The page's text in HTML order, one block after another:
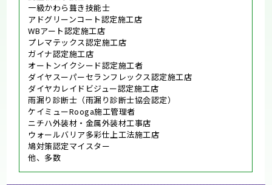
一級かわら葺き技能士
アドグリーンコート認定施工店
WBアート認定施工店
プレマテックス認定施工店
ガイナ認定施工店
オートンイクシード認定施工者
ダイヤスーパーセランフレックス認定施工店
ダイヤカレイドビジュー認定施工店
雨漏り診断士（雨漏り診断士協会認定）
ケイミューRooga施工管理者
ニチハ外装材・金属外装材工事店
ウォールバリア多彩仕上工法施工店
鳩対策認定マイスター
他、多数